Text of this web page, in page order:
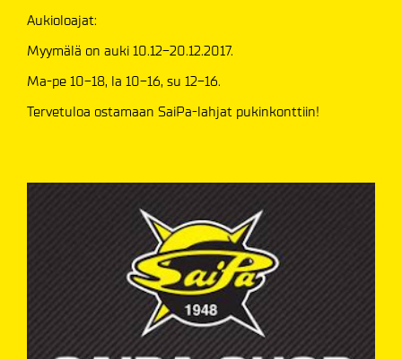
Aukioloajat:
Myymälä on auki 10.12-20.12.2017.
Ma-pe 10-18, la 10-16, su 12-16.
Tervetuloa ostamaan SaiPa-lahjat pukinkonttiin!